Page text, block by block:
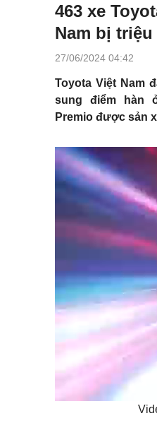
463 xe
Nam bị triệu
27/06/2024 04:42
Toyota Việt Nam
sung điểm hàn
Premio được sản